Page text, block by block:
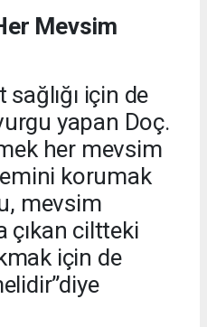
Mevsim
için de
yapan Doç.
her mevsim
korumak
mevsim
çıkan ciltteki
için de